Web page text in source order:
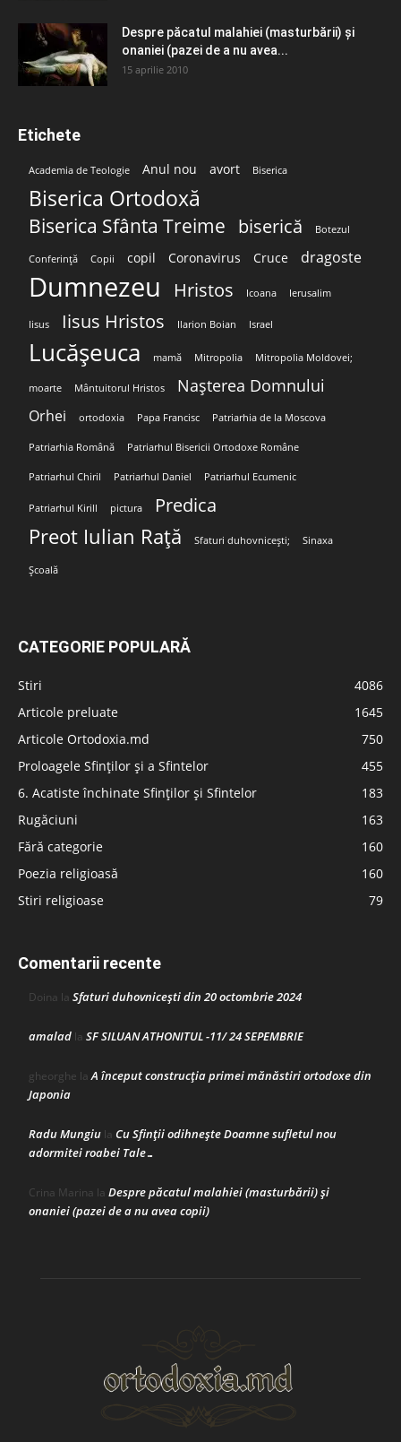
Despre păcatul malahiei (masturbării) şi
onaniei (pazei de a nu avea...
15 aprilie 2010
Etichete
Academia de Teologie Anul nou avort Biserica
Biserica Ortodoxă
Biserica Sfânta Treime biserică Botezul
Conferință Copii copil Coronavirus Cruce dragoste
Dumnezeu Hristos Icoana Ierusalim
Iisus Iisus Hristos Ilarion Boian Israel
Lucășeuca mamă Mitropolia Mitropolia Moldovei;
moarte Mântuitorul Hristos Nașterea Domnului
Orhei ortodoxia Papa Francisc Patriarhia de la Moscova
Patriarhia Română Patriarhul Bisericii Ortodoxe Române
Patriarhul Chiril Patriarhul Daniel Patriarhul Ecumenic
Patriarhul Kirill pictura Predica
Preot Iulian Rață Sfaturi duhovnicești; Sinaxa
Școală
CATEGORIE POPULARĂ
Stiri
4086
Articole preluate
1645
Articole Ortodoxia.md
750
Proloagele Sfinților și a Sfintelor
455
6. Acatiste închinate Sfinților și Sfintelor
183
Rugăciuni
163
Fără categorie
160
Poezia religioasă
160
Stiri religioase
79
Comentarii recente
Doina la Sfaturi duhovnicești din 20 octombrie 2024
amalad la SF SILUAN ATHONITUL -11/ 24 SEPEMBRIE
gheorghe laA început construcţia primei mănăstiri ortodoxe din
Japonia
Radu Mungiu la Cu Sfinții odihnește Doamne sufletul nou
adormitei roabei Tale…
Crina Marina la Despre păcatul malahiei (masturbării) şi
onaniei (pazei de a nu avea copii)